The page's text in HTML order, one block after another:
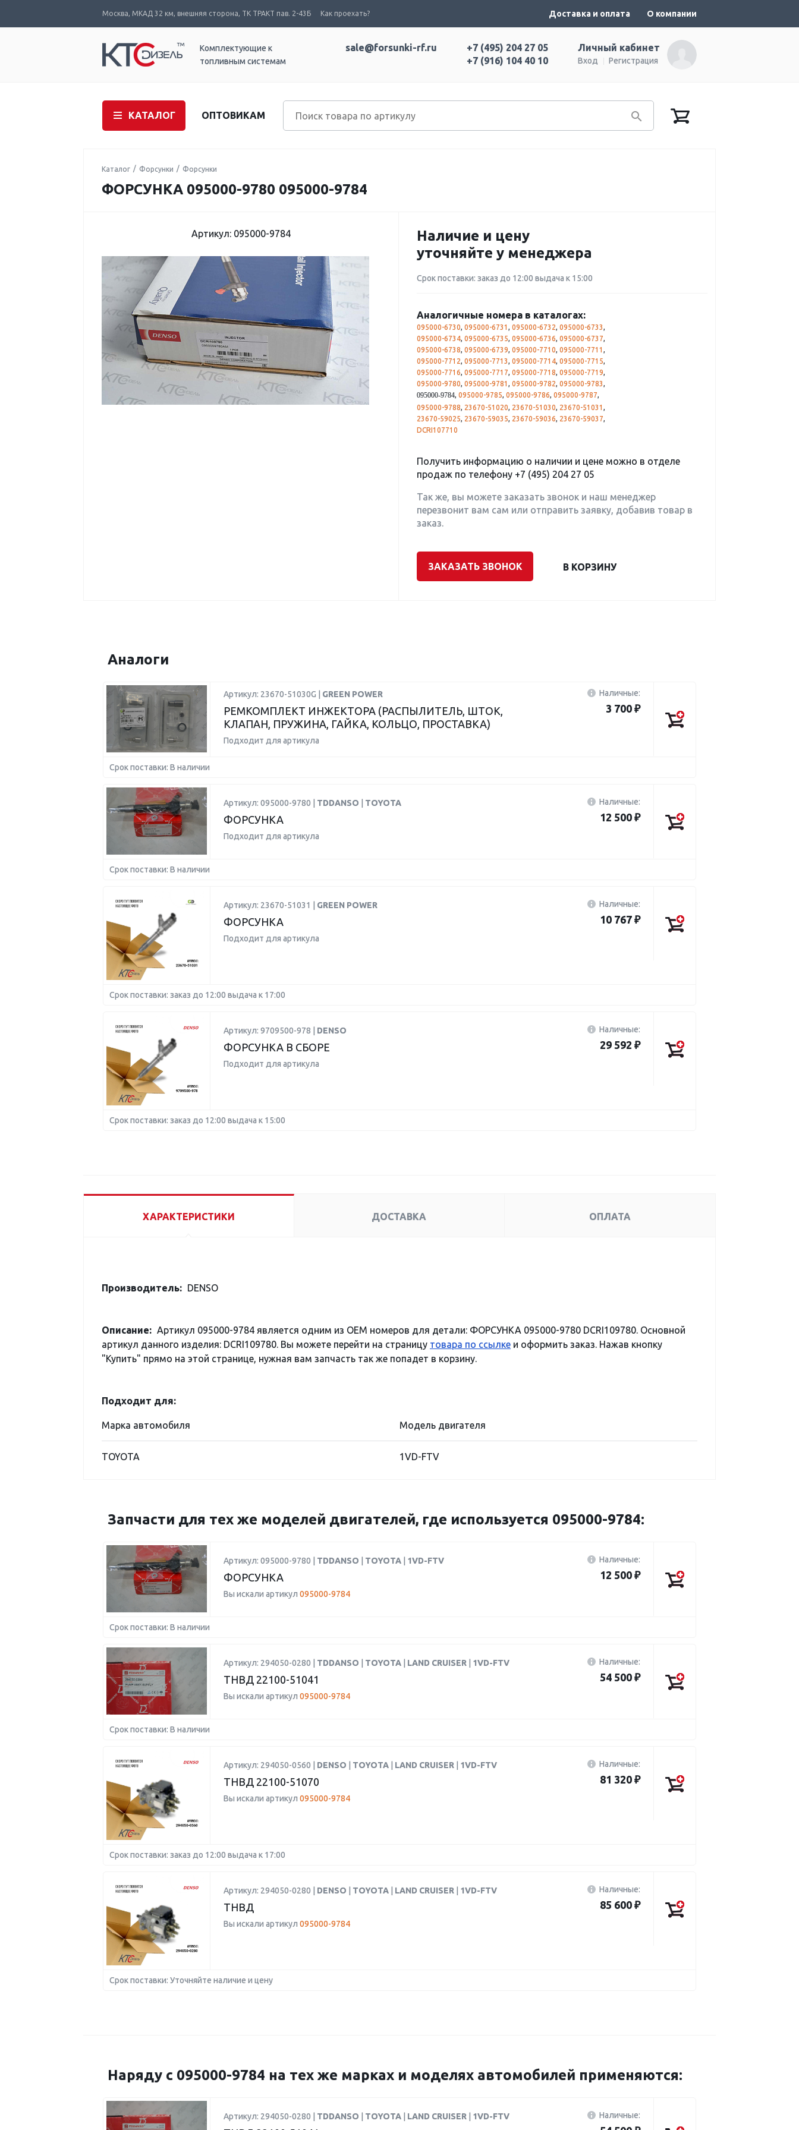
Москва, МКАД 32 км, внешняя сторона, ТК ТРАКТ пав. 2-43Б Как проехать? Доставка и оплата О компании
Комплектующие к
топливным системам
Личный кабинет
Вход Регистрация
+7 (495) 204 27 05
+7 (916) 104 40 10
sale@forsunki-rf.ru
КАТАЛОГ ОПТОВИКАМ
Каталог Форсунки Форсунки
ФОРСУНКА 095000-9780 095000-9784
Артикул: 095000-9784
Наличие и цену
уточняйте у менеджера
Срок поставки: заказ до 12:00 выдача к 15:00
Аналогичные номера в каталогах:
095000-6730, 095000-6731 , 095000-6732, 095000-6733,
095000-6734, 095000-6735, 095000-6736, 095000-6737,
095000-6738, 095000-6739, 095000-7710, 095000-7711 ,
095000-7712, 095000-7713, 095000-7714, 095000-7715,
095000-7716, 095000-7717, 095000-7718, 095000-7719,
095000-9780, 095000-9781 , 095000-9782, 095000-9783,
095000-9784, 095000-9785, 095000-9786, 095000-9787,
095000-9788, 23670-51020, 23670-51030, 23670-51031 ,
23670-59025, 23670-59035, 23670-59036, 23670-59037,
DCRI107710
Получить информацию о наличии и цене можно в отделе
продаж по телефону +7 (495) 204 27 05
Так же, вы можете заказать звонок и наш менеджер
перезвонит вам сам или отправить заявку, добавив товар в
заказ.
ЗАКАЗАТЬ ЗВОНОК В КОРЗИНУ
Аналоги
Артикул: 23670-51030G | GREEN POWER
РЕМКОМПЛЕКТ ИНЖЕКТОРА (РАСПЫЛИТЕЛЬ, ШТОК,
КЛАПАН, ПРУЖИНА, ГАЙКА, КОЛЬЦО, ПРОСТАВКА)
Подходит для артикула
Наличные:
3 700 ₽
Срок поставки: В наличии
Артикул: 095000-9780 | TDDANSO TOYOTA
ФОРСУНКА
Подходит для артикула
Наличные:
12 500 ₽
Срок поставки: В наличии
Артикул: 23670-51031 | GREEN POWER
ФОРСУНКА
Подходит для артикула
Наличные:
10 767 ₽
Срок поставки: заказ до 12:00 выдача к 17:00
Артикул: 9709500-978 | DENSO
ФОРСУНКА В СБОРЕ
Подходит для артикула
Наличные:
29 592 ₽
Срок поставки: заказ до 12:00 выдача к 15:00
ХАРАКТЕРИСТИКИ ДОСТАВКА ОПЛАТА
Производитель: DENSO
Описание: Артикул 095000-9784 является одним из OEM номеров для детали: ФОРСУНКА 095000-9780 DCRI109780. Основной
артикул данного изделия: DCRI109780. Вы можете перейти на страницу товара по ссылке и оформить заказ. Нажав кнопку
"Купить" прямо на этой странице, нужная вам запчасть так же попадет в корзину.
Подходит для:
Марка автомобиля Модель двигателя
TOYOTA 1VD-FTV
Запчасти для тех же моделей двигателей, где используется 095000-9784:
Артикул: 095000-9780 | TDDANSO TOYOTA 1VD-FTV
ФОРСУНКА
Вы искали артикул 095000-9784
Наличные:
12 500 ₽
Срок поставки: В наличии
Артикул: 294050-0280 | TDDANSO TOYOTA LAND CRUISER 1VD-FTV
ТНВД 22100-51041
Вы искали артикул 095000-9784
Наличные:
54 500 ₽
Срок поставки: В наличии
Артикул: 294050-0560 | DENSO TOYOTA LAND CRUISER 1VD-FTV
ТНВД 22100-51070
Вы искали артикул 095000-9784
Наличные:
81 320 ₽
Срок поставки: заказ до 12:00 выдача к 17:00
Артикул: 294050-0280 | DENSO TOYOTA LAND CRUISER 1VD-FTV
ТНВД
Вы искали артикул 095000-9784
Наличные:
85 600 ₽
Срок поставки: Уточняйте наличие и цену
Наряду с 095000-9784 на тех же марках и моделях автомобилей применяются:
Артикул: 294050-0280 | TDDANSO TOYOTA LAND CRUISER 1VD-FTV Наличные: